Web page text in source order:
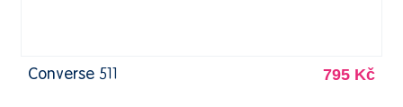
Converse 511 795 Kč